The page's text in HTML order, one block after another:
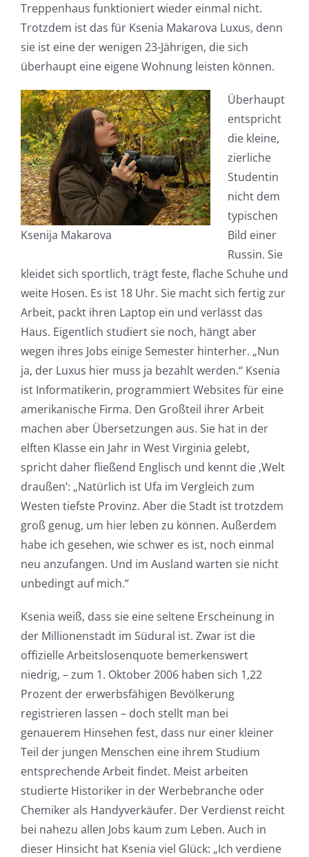
Treppenhaus funktioniert wieder einmal nicht.
Trotzdem ist das für Ksenia Makarova Luxus, denn
sie ist eine der wenigen 23-Jährigen, die sich
überhaupt eine eigene Wohnung leisten können.
Ksenija Makarova
Überhaupt
entspricht
die kleine,
zierliche
Studentin
nicht dem
typischen
Bild einer
Russin. Sie
kleidet sich sportlich, trägt feste, flache Schuhe und
weite Hosen. Es ist 18 Uhr. Sie macht sich fertig zur
Arbeit, packt ihren Laptop ein und verlässt das
Haus. Eigentlich studiert sie noch, hängt aber
wegen ihres Jobs einige Semester hinterher. „Nun
ja, der Luxus hier muss ja bezahlt werden.“ Ksenia
ist Informatikerin, programmiert Websites für eine
amerikanische Firma. Den Großteil ihrer Arbeit
machen aber Übersetzungen aus. Sie hat in der
elften Klasse ein Jahr in West Virginia gelebt,
spricht daher fließend Englisch und kennt die ‚Welt
draußen’: „Natürlich ist Ufa im Vergleich zum
Westen tiefste Provinz. Aber die Stadt ist trotzdem
groß genug, um hier leben zu können. Außerdem
habe ich gesehen, wie schwer es ist, noch einmal
neu anzufangen. Und im Ausland warten sie nicht
unbedingt auf mich.“
Ksenia weiß, dass sie eine seltene Erscheinung in
der Millionenstadt im Südural ist. Zwar ist die
offizielle Arbeitslosenquote bemerkenswert
niedrig, – zum 1. Oktober 2006 haben sich 1,22
Prozent der erwerbsfähigen Bevölkerung
registrieren lassen – doch stellt man bei
genauerem Hinsehen fest, dass nur einer kleiner
Teil der jungen Menschen eine ihrem Studium
entsprechende Arbeit findet. Meist arbeiten
studierte Historiker in der Werbebranche oder
Chemiker als Handyverkäufer. Der Verdienst reicht
bei nahezu allen Jobs kaum zum Leben. Auch in
dieser Hinsicht hat Ksenia viel Glück: „Ich verdiene